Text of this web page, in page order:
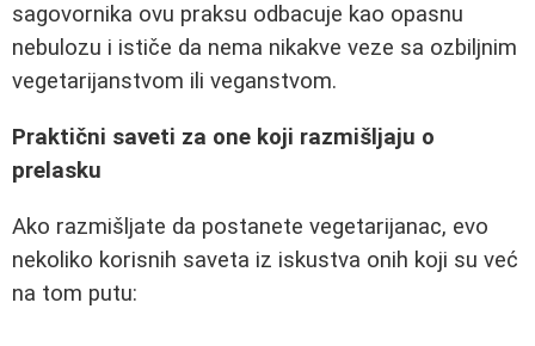
sagovornika ovu praksu odbacuje kao opasnu
nebulozu i ističe da nema nikakve veze sa ozbiljnim
vegetarijanstvom ili veganstvom.
Praktični saveti za one koji razmišljaju o
prelasku
Ako razmišljate da postanete vegetarijanac, evo
nekoliko korisnih saveta iz iskustva onih koji su već
na tom putu: